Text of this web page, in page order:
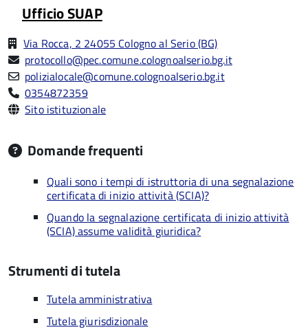
Ufficio SUAP
Via Rocca, 2 24055 Cologno al Serio (BG)
protocollo@pec.comune.colognoalserio.bg.it
polizialocale@comune.colognoalserio.bg.it
0354872359
Sito istituzionale
Domande frequenti
Quali sono i tempi di istruttoria di una segnalazione
certificata di inizio attività (SCIA)?
Quando la segnalazione certificata di inizio attività
(SCIA) assume validità giuridica?
Strumenti di tutela
Tutela amministrativa
Tutela giurisdizionale